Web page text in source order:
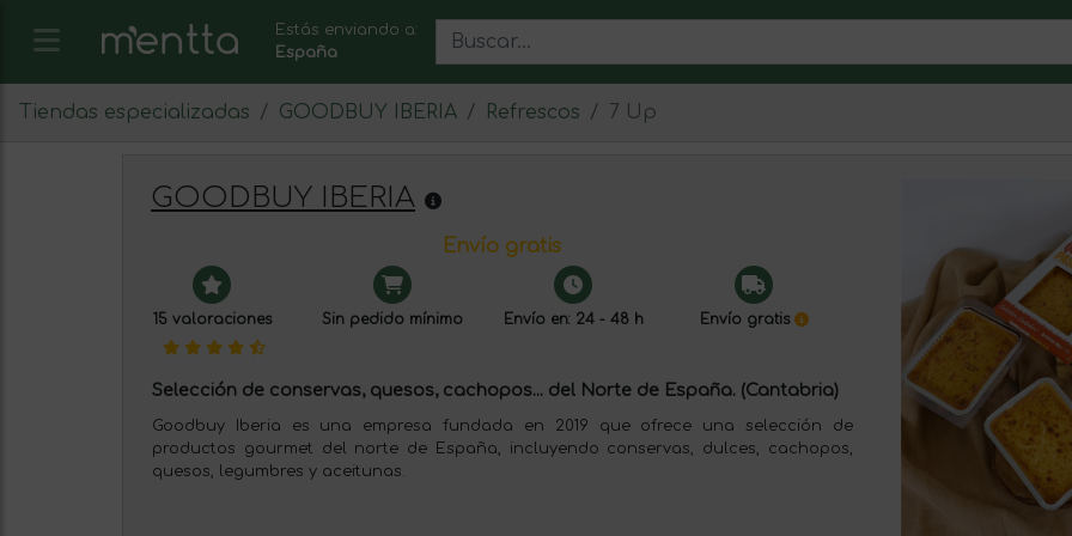
Estás enviando a:
España
Tiendas especializadas GOODBUY IBERIA Refrescos 7 Up
GOODBUY IBERIA
Envío gratis
15 valoraciones Sin pedido mínimo Envío en: 24 - 48 h Envío gratis
Selección de conservas, quesos, cachopos... del Norte de España. (Cantabria)
Goodbuy Iberia es una empresa fundada en 2019 que ofrece una selección de
productos gourmet del norte de España, incluyendo conservas, dulces, cachopos,
quesos, legumbres y aceitunas.